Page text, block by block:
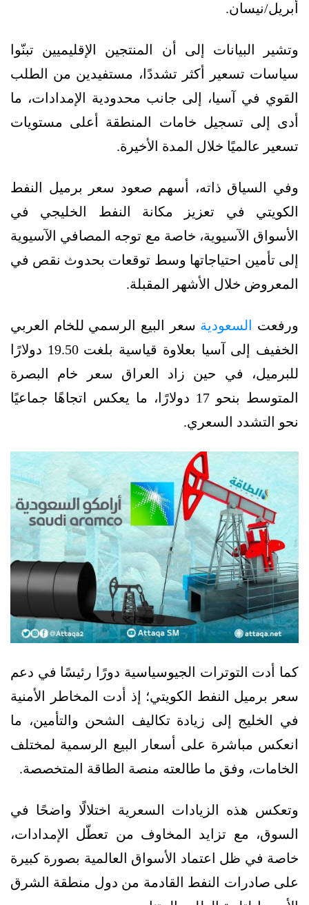
أبريل/نيسان.
وتشير البيانات إلى أن المنتجين الإقليميين تبنّوا
سياسات تسعير أكثر تشددًا، مستفيدين من الطلب
القوي في آسيا، إلى جانب محدودية الإمدادات، ما
أدى إلى تسجيل خامات المنطقة أعلى مستويات
تسعير عالميًا خلال المدة الأخيرة.
وفي السياق ذاته، أسهم صعود سعر برميل النفط
الكويتي في تعزيز مكانة النفط الخليجي في
الأسواق الآسيوية، خاصة مع توجه المصافي الآسيوية
إلى تأمين احتياجاتها وسط توقعات بحدوث نقص في
المعروض خلال الأشهر المقبلة.
ورفعت السعودية سعر البيع الرسمي للخام العربي
الخفيف إلى آسيا بعلاوة قياسية بلغت 19.50 دولارًا
للبرميل، في حين زاد العراق سعر خام البصرة
المتوسط بنحو 17 دولارًا، ما يعكس اتجاهًا جماعيًا
نحو التشدد السعري.
كما أدت التوترات الجيوسياسية دورًا رئيسًا في دعم
سعر برميل النفط الكويتي؛ إذ أدت المخاطر الأمنية
في الخليج إلى زيادة تكاليف الشحن والتأمين، ما
انعكس مباشرة على أسعار البيع الرسمية لمختلف
الخامات، وفق ما طالعته منصة الطاقة المتخصصة.
وتعكس هذه الزيادات السعرية اختلالًا واضحًا في
السوق، مع تزايد المخاوف من تعطّل الإمدادات،
خاصة في ظل اعتماد الأسواق العالمية بصورة كبيرة
على صادرات النفط القادمة من دول منطقة الشرق